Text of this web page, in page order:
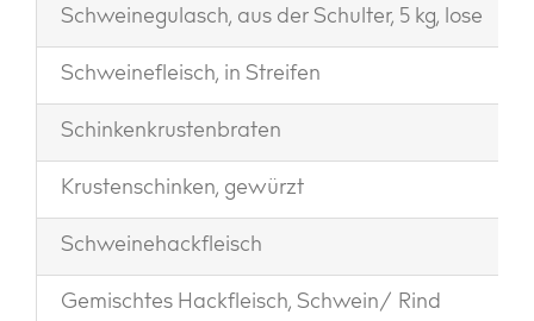
Schweinegulasch, aus der Schulter, 5 kg, lose
Schweinefleisch, in Streifen
Schinkenkrustenbraten
Krustenschinken, gewürzt
Schweinehackfleisch
Gemischtes Hackfleisch, Schwein/ Rind